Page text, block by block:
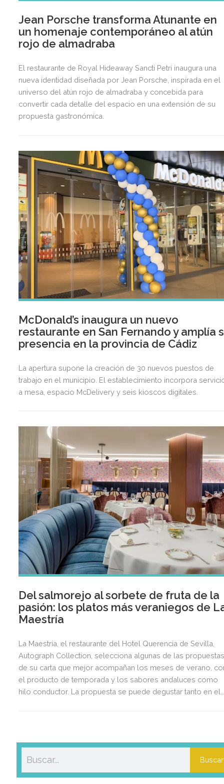
Jean Porsche transforma Atunante en
un homenaje contemporáneo al atún
rojo de almadraba
El restaurante de Royal Hideaway Sancti Petri inaugura una
nueva identidad diseñada por Jean Porsche, inspirada en el
universo del atún rojo de almadraba y concebida para
convertir cada detalle del espacio en una extensión de su
propuesta gastronómica.
McDonald’s inaugura un nuevo
restaurante en San Fernando y amplía
presencia en la provincia de Cádiz
La apertura supone la creación de 30 nuevos puestos de
trabajo en el municipio. El establecimiento incorpora
a mesa, espacio McDelivery y seis kioscos digitales.
Del salmorejo al sorbete de fruta de la
pasión: los platos más veraniegos de
Maestría
La Maestría, el restaurante del Hotel Querencia de Sevilla,
Autograph Collection, selecciona algunas de las
de su carta que mejor acompañan los meses de verano,
el producto de temporada y los sabores andaluces como
hilo conductor. La propuesta se puede degustar tanto en el
Buscar